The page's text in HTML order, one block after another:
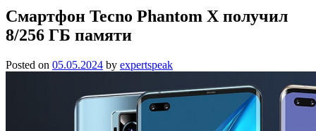
Смартфон Tecno Phantom X получил
8/256 ГБ памяти
Posted on 05.05.2024 by expertspeak